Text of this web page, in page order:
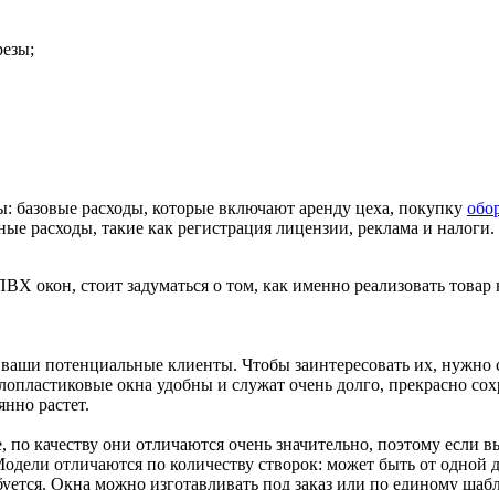
расходы, которые включают аренду цеха, покупку
расходы, такие как регистрация лицензии, реклама и налоги.
окон, стоит задуматься о том, как именно реализовать товар
потенциальные клиенты. Чтобы заинтересовать их,
окна удобны и служат очень долго, прекрасно
растет.
качеству они отличаются очень значительно, поэтому если
отличаются по количеству створок: может быть от одной
Окна можно изготавливать под заказ или по единому